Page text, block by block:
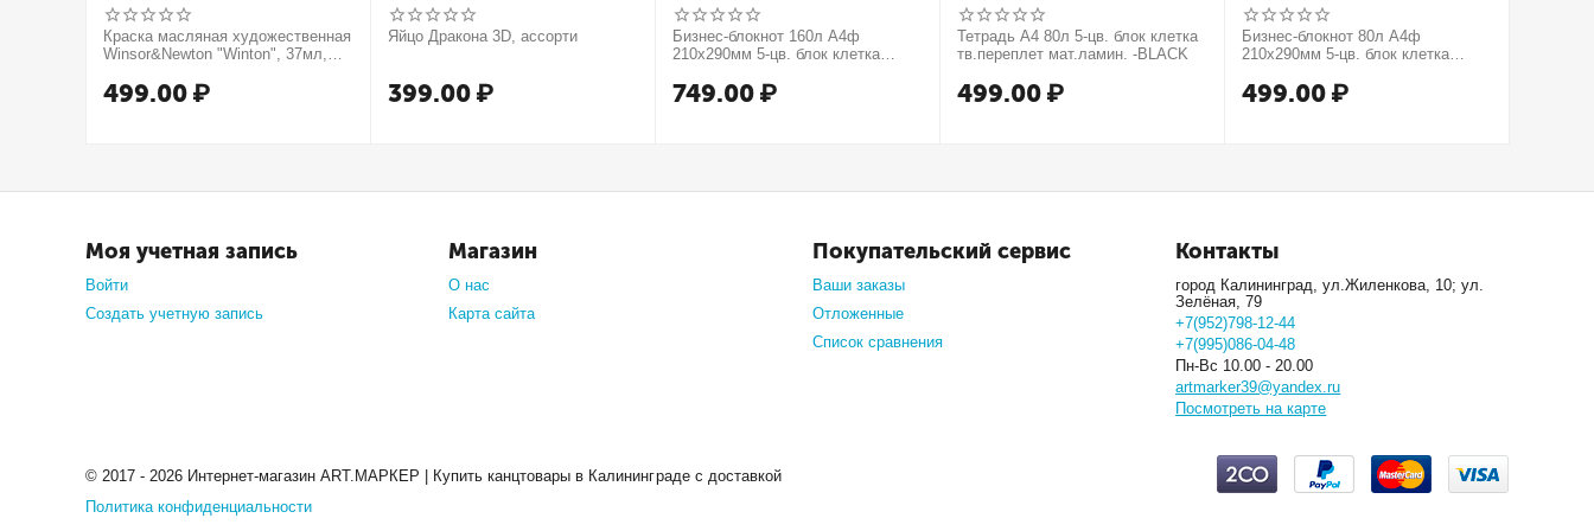
Краска масляная художественная
Winsor&Newton "Winton", 37мл,
499.00 ₽
Яйцо Дракона 3D, ассорти
399.00 ₽
Бизнес-блокнот 160л А4ф
210х290мм 5-цв. блок клетка
мат.ламин. -В моменте
749.00 ₽
Тетрадь А4 80л 5-цв. блок клетка
тв.переплет мат.ламин. -BLACK
499.00 ₽
Бизнес-блокнот 80л А4ф
210х290мм 5-цв. блок клетка
МЕТАЛЛИК серия Золото
499.00 ₽
Моя учетная запись
Войти
Создать учетную запись
Магазин
О нас
Карта сайта
Покупательский сервис
Ваши заказы
Отложенные
Список сравнения
Контакты
город Калининград, ул.Жиленкова, 10; ул.
Зелёная, 79
+7(952)798-12-44
+7(995)086-04-48
Пн-Вс 10.00 - 20.00
artmarker39@yandex.ru
Посмотреть на карте
© 2017 - 2026 Интернет-магазин ART.МАРКЕР | Купить канцтовары в Калининграде с доставкой
Политика конфиденциальности